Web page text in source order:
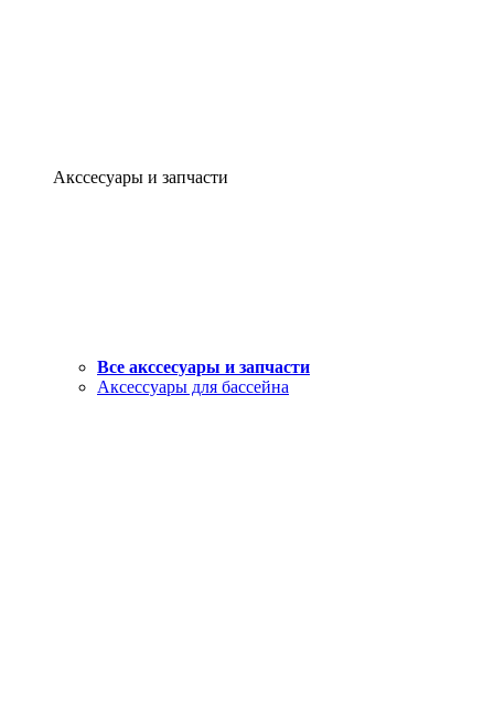
Акссесуары и запчасти
Все акссесуары и запчасти
Аксессуары для бассейна